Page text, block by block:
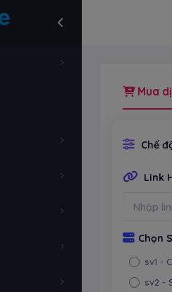
Mua
Chế
Link
Chọn
sv1 -
sv2 -